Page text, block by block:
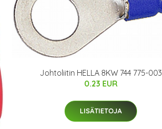
Johtoliitin HELLA 8KW 744 775-003
0.23 EUR
LISÄTIETOJA